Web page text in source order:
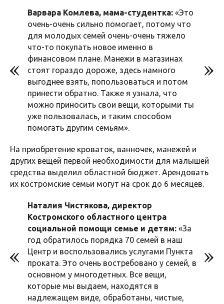
Варвара Комлева, мама-студентка: «Это
очень-очень сильно помогает, потому что
для молодых семей очень-очень тяжело
что-то покупать новое именно в
финансовом плане. Манежи в магазинах
стоят гораздо дороже, здесь намного
выгоднее взять, попользоваться и потом
принести обратно. Также я узнала, что
можно приносить свои вещи, которыми ты
уже пользовалась, и таким способом
помогать другим семьям».
На приобретение кроваток, ванночек, манежей и
других вещей первой необходимости для малышей
средства выделил областной бюджет. Арендовать
их костромские семьи могут на срок до 6 месяцев.
Наталия Чистякова, директор
Костромского областного центра
социальной помощи семье и детям: «За
год обратилось порядка 70 семей в наш
Центр и воспользовались услугами Пункта
проката. Это очень востребовано у семей, в
основном у многодетных. Все вещи,
которые мы выдаем, находятся в
надлежащем виде, обработаны, чистые,